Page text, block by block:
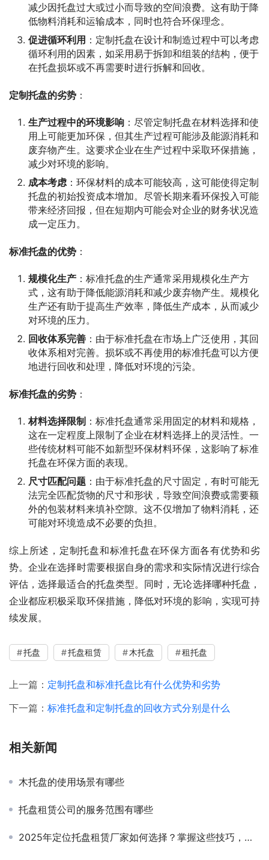
减少因托盘过大或过小而导致的空间浪费。这有助于降
低物料消耗和运输成本，同时也符合环保理念。
促进循环利用 ：定制托盘在设计和制造过程中可以考虑
循环利用的因素，如采用易于拆卸和组装的结构，便于
在托盘损坏或不再需要时进行拆解和回收。
定制托盘的劣势 ：
生产过程中的环境影响 ：尽管定制托盘在材料选择和使
用上可能更加环保，但其生产过程可能涉及能源消耗和
废弃物产生。这要求企业在生产过程中采取环保措施，
减少对环境的影响。
成本考虑 ：环保材料的成本可能较高，这可能使得定制
托盘的初始投资成本增加。尽管长期来看环保投入可能
带来经济回报，但在短期内可能会对企业的财务状况造
成一定压力。
标准托盘的优势 ：
规模化生产 ：标准托盘的生产通常采用规模化生产方
式，这有助于降低能源消耗和减少废弃物产生。规模化
生产还有助于提高生产效率，降低生产成本，从而减少
对环境的压力。
回收体系完善 ：由于标准托盘在市场上广泛使用，其回
收体系相对完善。损坏或不再使用的标准托盘可以方便
地进行回收和处理，降低对环境的污染。
标准托盘的劣势 ：
材料选择限制 ：标准托盘通常采用固定的材料和规格，
这在一定程度上限制了企业在材料选择上的灵活性。一
些传统材料可能不如新型环保材料环保，这影响了标准
托盘在环保方面的表现。
尺寸匹配问题 ：由于标准托盘的尺寸固定，有时可能无
法完全匹配货物的尺寸和形状，导致空间浪费或需要额
外的包装材料来填补空隙。这不仅增加了物料消耗，还
可能对环境造成不必要的负担。
综上所述，定制托盘和标准托盘在环保方面各有优势和劣
势。企业在选择时需要根据自身的需求和实际情况进行综合
评估，选择最适合的托盘类型。同时，无论选择哪种托盘，
企业都应积极采取环保措施，降低对环境的影响，实现可持
续发展。
托盘 托盘租赁 木托盘 租托盘
上一篇： 定制托盘和标准托盘比有什么优势和劣势
下一篇： 标准托盘和定制托盘的回收方式分别是什么
相关新闻
木托盘的使用场景有哪些
托盘租赁公司的服务范围有哪些
2025年定位托盘租赁厂家如何选择？掌握这些技巧，轻松找到最佳合作伙伴！